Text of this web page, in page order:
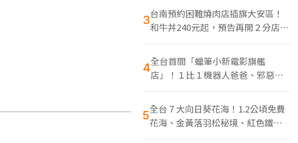
3台南預約困難燒肉店插旗大安區！
和牛丼240元起，預告再開２分店、
地點曝光
4全台首間「蠟筆小新電影旗艦
店」！１比１機器人爸爸、邪惡正
男，百款周邊買翻
5全台７大向日葵花海！1.2公頃免費
花海、金黃落羽松秘境、紅色鐵橋
同框